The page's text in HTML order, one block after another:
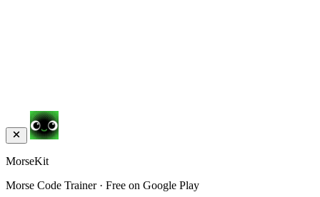
MorseKit
Morse Code Trainer · Free on Google Play